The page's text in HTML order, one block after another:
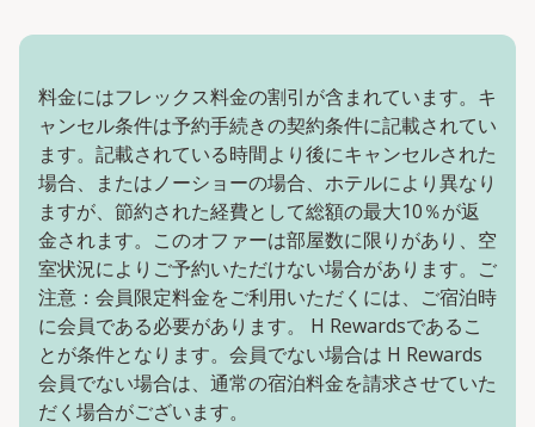
料金にはフレックス料金の割引が含まれています。キ
ャンセル条件は予約手続きの契約条件に記載されてい
ます。記載されている時間より後にキャンセルされた
場合、またはノーショーの場合、ホテルにより異なり
ますが、節約された経費として総額の最大10％が返
金されます。このオファーは部屋数に限りがあり、空
室状況によりご予約いただけない場合があります。ご
注意：会員限定料金をご利用いただくには、ご宿泊時
に会員である必要があります。 H Rewardsであるこ
とが条件となります。会員でない場合は H Rewards
会員でない場合は、通常の宿泊料金を請求させていた
だく場合がございます。